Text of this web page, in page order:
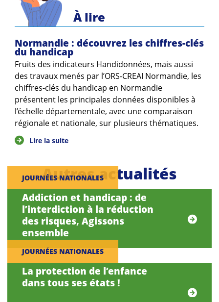
Guides et outils
ARSENE
À lire
Normandie : découvrez les chiffres-clés
du handicap
Fruits des indicateurs Handidonnées, mais aussi
des travaux menés par l’ORS-CREAI Normandie, les
chiffres-clés du handicap en Normandie
présentent les principales données disponibles à
l’échelle départementale, avec une comparaison
régionale et nationale, sur plusieurs thématiques.
Lire la suite
Autres actualités
JOURNÉES NATIONALES
Addiction et handicap : de
l’interdiction à la réduction
des risques, Agissons
ensemble
JOURNÉES NATIONALES
La protection de l’enfance
dans tous ses états !